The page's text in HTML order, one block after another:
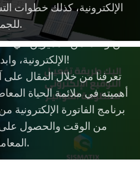
الإلكترونية، كذلك خطوات
للجميع.
التحقق من صحة الفواتير
المنظومة الإلكترونية سواء EGS وGS1.
كن واحدًا من المميزين في
الإلكترونية، وابدأ تجربتك الآن!
تعرفنا من خلال المقال على
أهميته في ملائمة الحياة
برنامج الفاتورة
من الوقت والحصول
المعاملات.